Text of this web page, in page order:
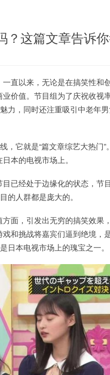
？这篇文章告诉
直以来，无论是在搞笑性和
价值。节目组为了庆祝收视
力，同时还注重吸引中老年
，它就是“篇文章综艺大热门”
本的电视市场上。
已经处于边缘化的状态，节
的人群都是庞大的。
面，引发出无穷的搞笑效果
和挑战将嘉宾们逼到绝境，
日本电视市场上的瑰宝之一。